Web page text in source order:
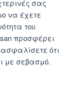
σας
να έχετε
του
προσφέρει
ότι
με σεβασμό.